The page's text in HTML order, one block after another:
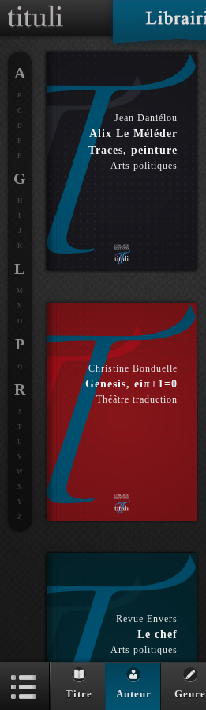
Jean Daniélou
Alix Le Méléder
Traces, peinture
Arts politiques
Christine Bonduelle
Genesis, eiπ+1=0
Théâtre traduction
Revue Envers
Le chef
Arts politiques
A
B
C
D
E
F
G
H
J
K
L
M
N
O
P
Q
R
S
T
U
V
W
X
Y
Z
Titre Auteur Genre